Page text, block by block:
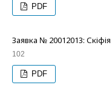
PDF
Заявка № 20012013: Скіфія
102
PDF